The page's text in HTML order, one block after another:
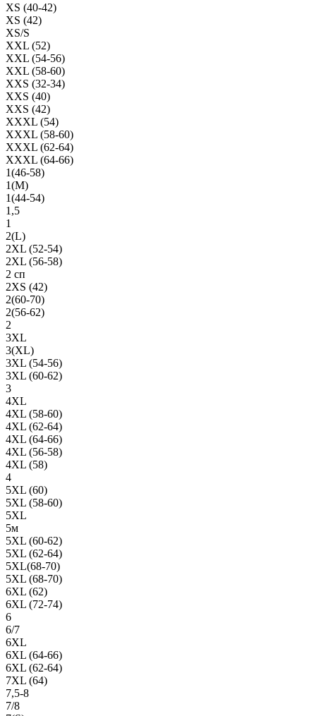
XS (40-42)
XS (42)
XS/S
XXL (52)
XXL (54-56)
XXL (58-60)
XXS (32-34)
XXS (40)
XXS (42)
XXXL (54)
XXXL (58-60)
XXXL (62-64)
XXXL (64-66)
1(46-58)
1(М)
1(44-54)
1,5
1
2(L)
2XL (52-54)
2XL (56-58)
2 сп
2XS (42)
2(60-70)
2(56-62)
2
3XL
3(XL)
3XL (54-56)
3XL (60-62)
3
4XL
4XL (58-60)
4XL (62-64)
4XL (64-66)
4XL (56-58)
4XL (58)
4
5XL (60)
5XL (58-60)
5XL
5м
5XL (60-62)
5XL (62-64)
5XL(68-70)
5XL (68-70)
6XL (62)
6XL (72-74)
6
6/7
6XL
6XL (64-66)
6XL (62-64)
7XL (64)
7,5-8
7/8